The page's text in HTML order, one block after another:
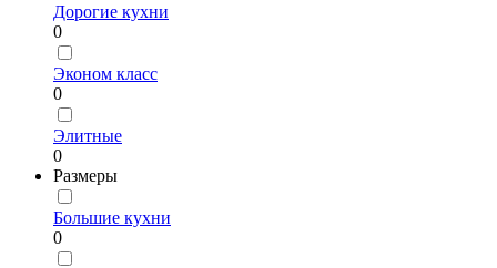
Дорогие кухни
0
Эконом класс
0
Элитные
0
Размеры
Большие кухни
0